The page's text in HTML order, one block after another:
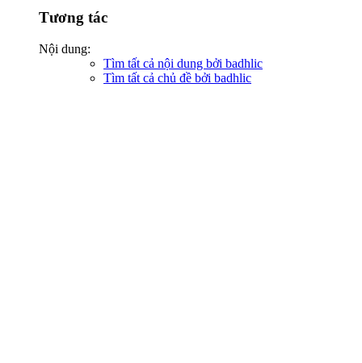
Tương tác
Nội dung:
Tìm tất cả nội dung bởi badhlic
Tìm tất cả chủ đề bởi badhlic